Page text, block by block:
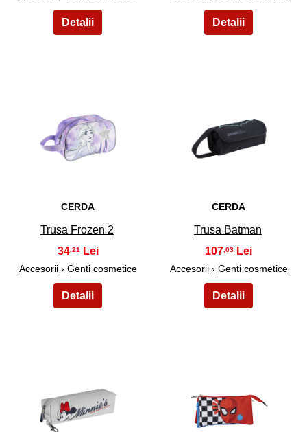
15
CERDA
Trusa Frozen 2
34 ,21
Accesorii› Genti cosmetice
16
CERDA
Trusa Batman
107 ,03
Accesorii› Genti cosmetice
17 18